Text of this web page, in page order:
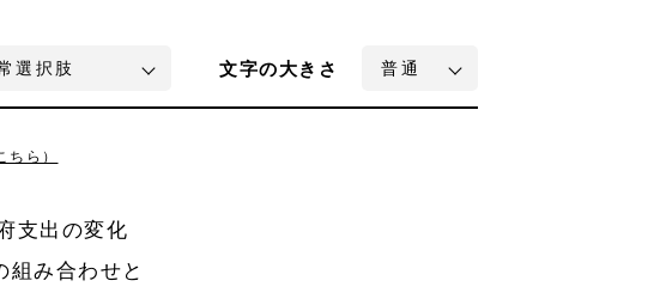
文字の大きさ
ちら）
支出の変化
組み合わせと